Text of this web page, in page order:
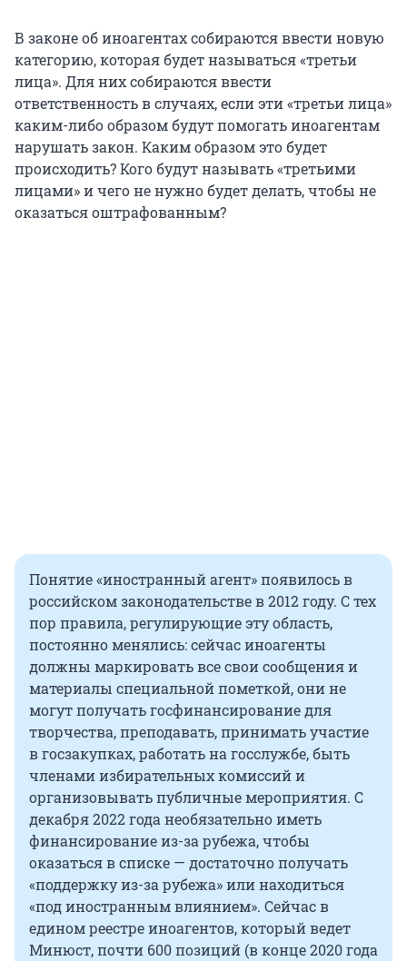
В законе об иноагентах собираются ввести новую
категорию, которая будет называться «третьи
лица». Для них собираются ввести
ответственность в случаях, если эти «третьи лица»
каким-либо образом будут помогать иноагентам
нарушать закон. Каким образом это будет
происходить? Кого будут называть «третьими
лицами» и чего не нужно будет делать, чтобы не
оказаться оштрафованным?
Понятие «иностранный агент» появилось в
российском законодательстве в 2012 году. С тех
пор правила, регулирующие эту область,
постоянно менялись: сейчас иноагенты
должны маркировать все свои сообщения и
материалы специальной пометкой, они не
могут получать госфинансирование для
творчества, преподавать, принимать участие
в госзакупках, работать на госслужбе, быть
членами избирательных комиссий и
организовывать публичные мероприятия. С
декабря 2022 года необязательно иметь
финансирование из-за рубежа, чтобы
оказаться в списке — достаточно получать
«поддержку из-за рубежа» или находиться
«под иностранным влиянием». Сейчас в
едином реестре иноагентов, который ведет
Минюст, почти 600 позиций (в конце 2020 года